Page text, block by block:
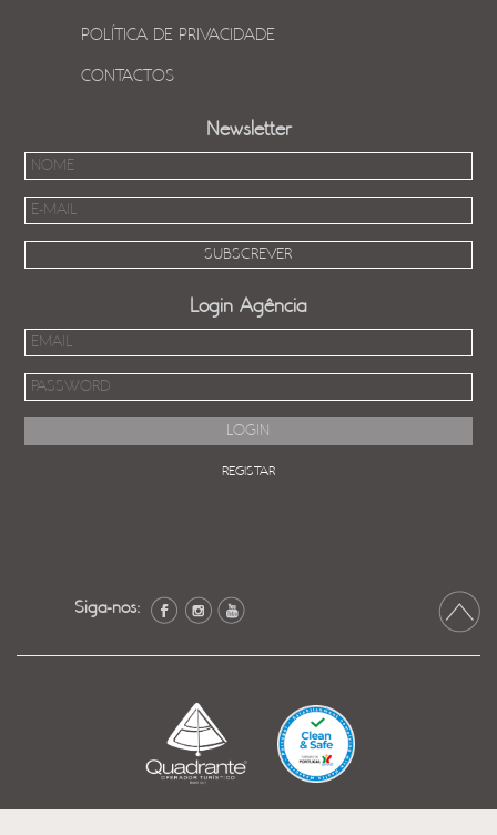
POLÍTICA DE PRIVACIDADE
CONTACTOS
Newsletter
Login Agência
REGISTAR
Siga-nos: